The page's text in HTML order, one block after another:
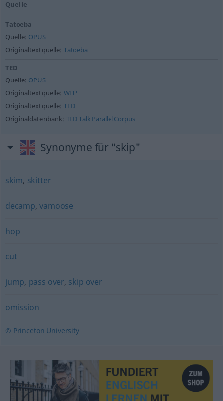
Quelle
Tatoeba
Quelle: OPUS
Originaltextquelle: Tatoeba
TED
Quelle: OPUS
Originaltextquelle: WIT³
Originaltextquelle: TED
Originaldatenbank: TED Talk Parallel Corpus
Synonyme für "skip"
skim, skitter
decamp,vamoose
hop
cut
jump, pass over, skip over
omission
© Princeton University